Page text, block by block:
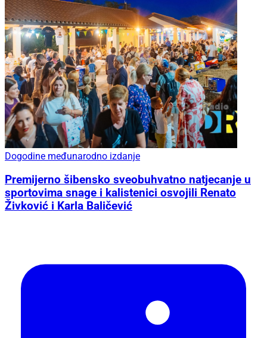
Dogodine međunarodno izdanje
Premijerno šibensko sveobuhvatno natjecanje u
sportovima snage i kalistenici osvojili Renato
Živković i Karla Baličević